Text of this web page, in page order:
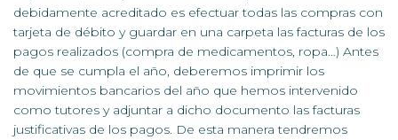
debidamente acreditado es efectuar todas las compras con
tarjeta de débito y guardar en una carpeta las facturas de los
pagos realizados (compra de medicamentos, ropa…) Antes
de que se cumpla el año, deberemos imprimir los
movimientos bancarios del año que hemos intervenido
como tutores y adjuntar a dicho documento las facturas
justificativas de los pagos. De esta manera tendremos